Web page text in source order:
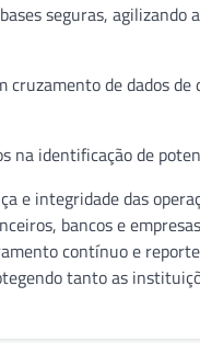
seguras, agilizando a
cruzamento de dados de
na identificação de
e integridade das
bancos e
contínuo e reporte
tanto as